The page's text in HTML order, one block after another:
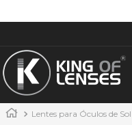
Lentes para Óculos de Sol